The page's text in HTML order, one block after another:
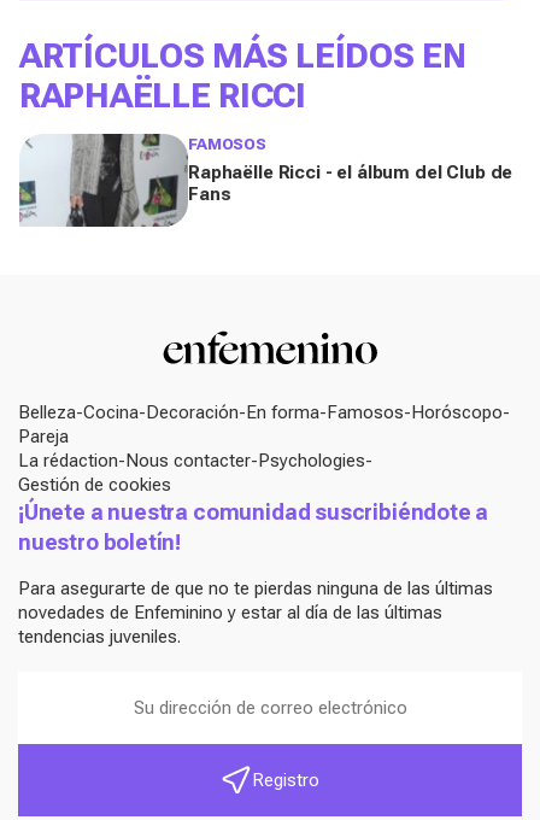
ARTÍCULOS MÁS LEÍDOS EN
RAPHAËLLE RICCI
FAMOSOS
Raphaëlle Ricci - el álbum del Club de
Fans
Belleza Cocina Decoración En forma Famosos Horóscopo
Pareja
La rédaction Nous contacter Psychologies
Gestión de cookies
¡Únete a nuestra comunidad suscribiéndote a
nuestro boletín!
Para asegurarte de que no te pierdas ninguna de las últimas
novedades de Enfeminino y estar al día de las últimas
tendencias juveniles.
Registro